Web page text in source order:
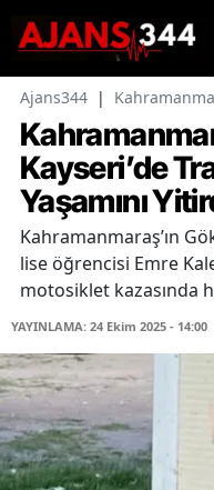
Ajans344 |
Kayseri’de
Yaşamını
Kahramanmaraş’ın
lise öğrencisi Emre
motosiklet kazasında
YAYINLAMA: 24 Ekim 2025 - 14:00